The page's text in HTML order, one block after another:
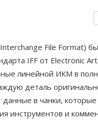
File Format)
IFF от Electronic
линейной ИКМ в
деталь
данные в чанки,
инструментов и